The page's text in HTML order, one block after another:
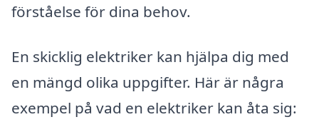
förståelse för dina behov.
En skicklig elektriker kan hjälpa dig med
en mängd olika uppgifter. Här är några
exempel på vad en elektriker kan åta sig: